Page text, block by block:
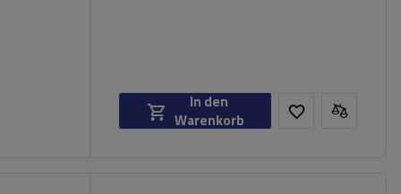
In den
Warenkorb